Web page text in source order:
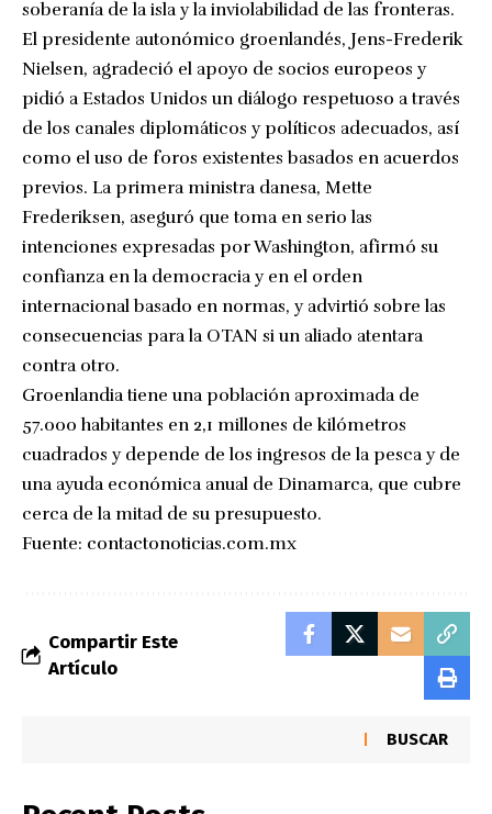
soberanía de la isla y la inviolabilidad de las fronteras.
El presidente autonómico groenlandés, Jens-Frederik
Nielsen, agradeció el apoyo de socios europeos y
pidió a Estados Unidos un diálogo respetuoso a través
de los canales diplomáticos y políticos adecuados, así
como el uso de foros existentes basados en acuerdos
previos. La primera ministra danesa, Mette
Frederiksen, aseguró que toma en serio las
intenciones expresadas por Washington, afirmó su
confianza en la democracia y en el orden
internacional basado en normas, y advirtió sobre las
consecuencias para la OTAN si un aliado atentara
contra otro.
Groenlandia tiene una población aproximada de
57.000 habitantes en 2,1 millones de kilómetros
cuadrados y depende de los ingresos de la pesca y de
una ayuda económica anual de Dinamarca, que cubre
cerca de la mitad de su presupuesto.
Fuente: contactonoticias.com.mx
Compartir Este
Artículo
BUSCAR